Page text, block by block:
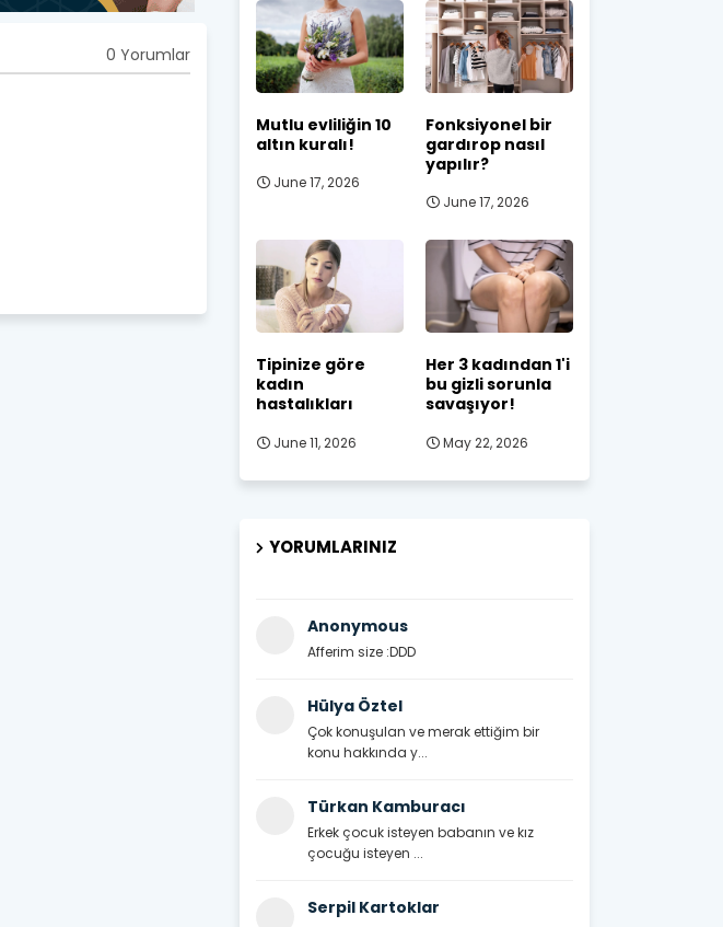
0 Yorumlar
Mutlu evliliğin 10
altın kuralı!
June 17, 2026
Fonksiyonel bir
gardırop nasıl
yapılır?
June 17, 2026
Tipinize göre
kadın
hastalıkları
June 11, 2026
Her 3 kadından 1'i
bu gizli sorunla
savaşıyor!
May 22, 2026
YORUMLARINIZ
Anonymous
Afferim size :DDD
Hülya Öztel
Çok konuşulan ve merak ettiğim bir
konu hakkında y...
Türkan Kamburacı
Erkek çocuk isteyen babanın ve kız
çocuğu isteyen ...
Serpil Kartoklar